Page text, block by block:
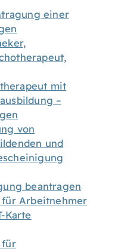
einer
mit
–
von
und
beantragen
Arbeitnehmer
Karte
für